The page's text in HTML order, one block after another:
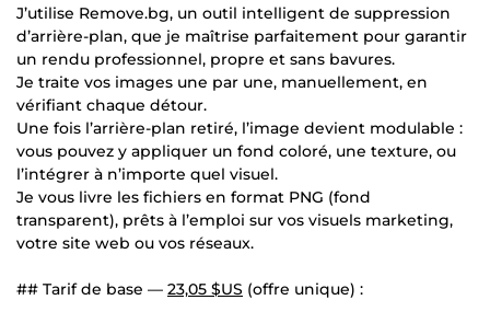
J’utilise Remove.bg, un outil intelligent de suppression
d’arrière-plan, que je maîtrise parfaitement pour garantir
un rendu professionnel, propre et sans bavures.
Je traite vos images une par une, manuellement, en
vérifiant chaque détour.
Une fois l’arrière-plan retiré, l’image devient modulable :
vous pouvez y appliquer un fond coloré, une texture, ou
l’intégrer à n’importe quel visuel.
Je vous livre les fichiers en format PNG (fond
transparent), prêts à l’emploi sur vos visuels marketing,
votre site web ou vos réseaux.
## Tarif de base — 23,05 $US (offre unique) :